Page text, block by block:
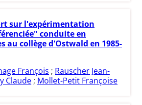
sur l'expérimentation
conduite en
au collège d'Ostwald en 1985-
François ; Rauscher Jean-
Claude ; Mollet-Petit Françoise